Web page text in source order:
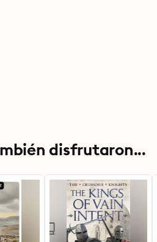
disfrutaron...